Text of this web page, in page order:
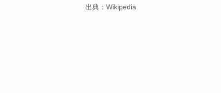
出典：Wikipedia